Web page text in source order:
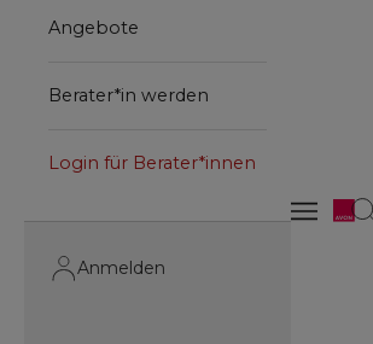
Angebote
Berater*in werden
Login für Berater*innen
Anmelden